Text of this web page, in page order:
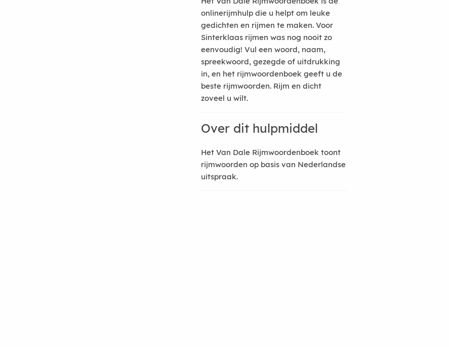
onlinerijmhulp die u helpt om leuke
gedichten en rijmen te maken. Voor
Sinterklaas rijmen was nog nooit zo
eenvoudig! Vul een woord, naam,
spreekwoord, gezegde of uitdrukking
in, en het rijmwoordenboek geeft u de
beste rijmwoorden. Rijm en dicht
zoveel u wilt.
Over dit hulpmiddel
Het Van Dale Rijmwoordenboek toont
rijmwoorden op basis van Nederlandse
uitspraak.